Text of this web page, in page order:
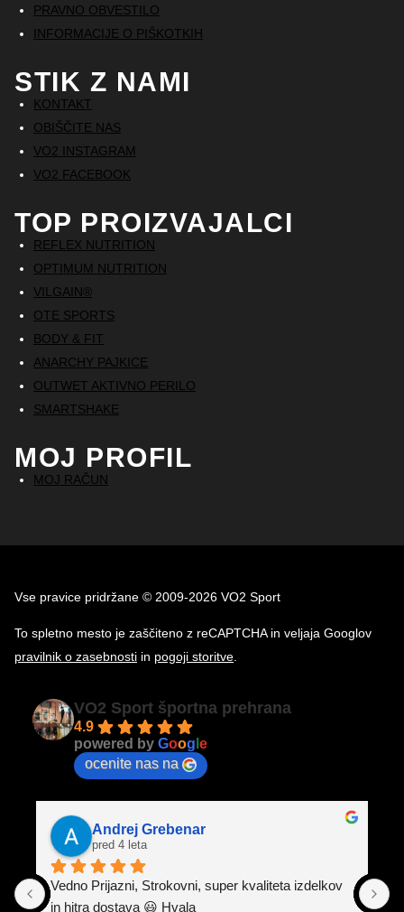
PRAVNO OBVESTILO
INFORMACIJE O PIŠKOTKIH
STIK Z NAMI
KONTAKT
OBIŠČITE NAS
VO2 INSTAGRAM
VO2 FACEBOOK
TOP PROIZVAJALCI
REFLEX NUTRITION
OPTIMUM NUTRITION
VILGAIN®
OTE SPORTS
BODY & FIT
ANARCHY PAJKICE
OUTWET AKTIVNO PERILO
SMARTSHAKE
MOJ PROFIL
MOJ RAČUN
Vse pravice pridržane © 2009-2026 VO2 Sport
To spletno mesto je zaščiteno z reCAPTCHA in veljaja Googlov
pravilnik o zasebnosti in pogoji storitve
VO2 Sport športna prehrana
4.9
powered by Goog e
ocenite nas na
Andrej Grebenar
pred 4 leta
Vedno Prijazni, Strokovni, super kvaliteta izdelkov
in hitra dostava 😃 Hvala